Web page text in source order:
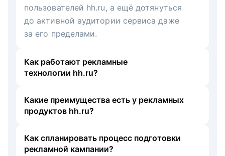
пользователей hh.ru, а ещё дотянуться
до активной аудитории сервиса даже
за его пределами.
Как работают рекламные
технологии hh.ru?
Какие преимущества есть у рекламных
продуктов hh.ru?
Как спланировать процесс подготовки
рекламной кампании?